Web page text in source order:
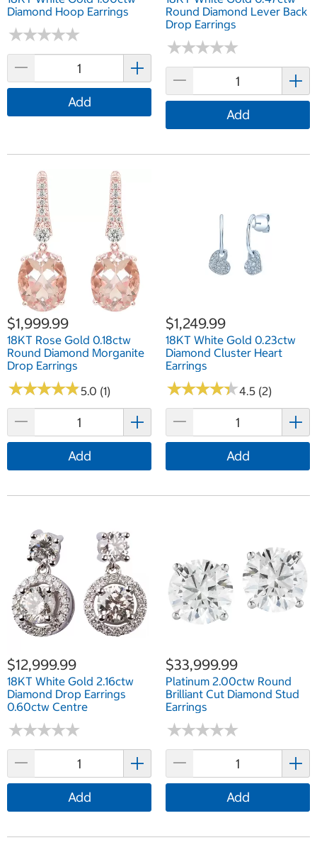
Diamond Hoop Earrings
★★★★★
★★★★★
Add
Round Diamond Lever Back
Drop Earrings
★★★★★
★★★★★
Add
$1,999.99
18KT Rose Gold 0.18ctw
Round Diamond Morganite
Drop Earrings
★★★★★
★★★★★5.0 (1)
Add
$1,249.99
18KT White Gold 0.23ctw
Diamond Cluster Heart
Earrings
★★★★★
★★★★★4.5 (2)
Add
$12,999.99
18KT White Gold 2.16ctw
Diamond Drop Earrings
0.60ctw Centre
★★★★★
★★★★★
Add
$33,999.99
Platinum 2.00ctw Round
Brilliant Cut Diamond Stud
Earrings
★★★★★
★★★★★
Add